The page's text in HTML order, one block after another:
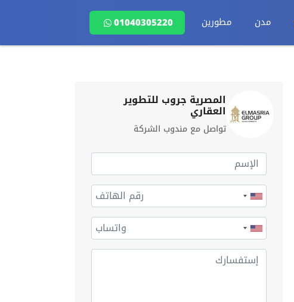
مدن مطورين 01040305220
المصرية جروب للتطوير
العقاري
تواصل مع مندوب الشركة